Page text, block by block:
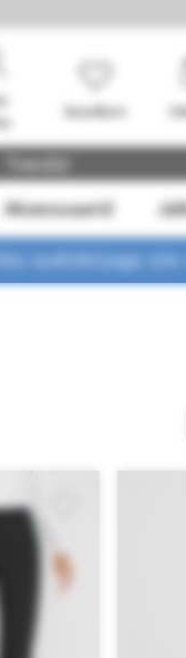
Aksessuaarid
Trendid
uudiskirjaga siin